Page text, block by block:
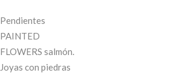
Pendientes
PAINTED
FLOWERS salmón.
Joyas con piedras